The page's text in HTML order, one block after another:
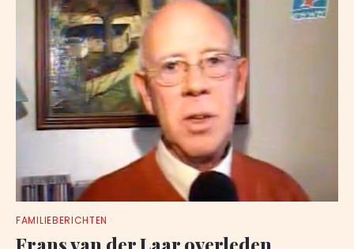
FAMILIEBERICHTEN